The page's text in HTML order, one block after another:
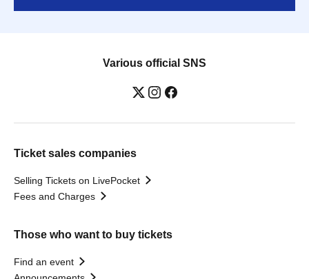
Various official SNS
Ticket sales companies
Selling Tickets on LivePocket
Fees and Charges
Those who want to buy tickets
Find an event